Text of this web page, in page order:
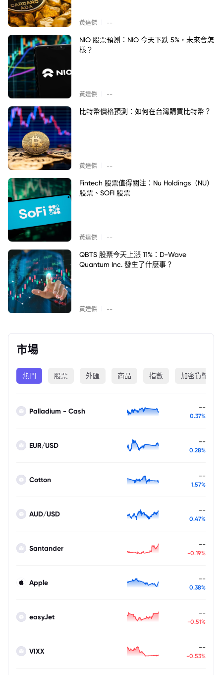
黃達傑 --
NIO 股票預測：NIO 今天下跌 5%，未來會怎
樣？
黃達傑 --
比特幣價格預測：如何在台灣購買比特幣？
黃達傑 --
Fintech 股票值得關注：Nu Holdings（NU）
股票、SOFI 股票
黃達傑 --
QBTS 股票今天上漲 11%：D-Wave
Quantum Inc. 發生了什麼事？
黃達傑 --
市場
熱門 股票 外匯 商品 指數 加密貨幣
Palladium - Cash --
0.37%
EUR/USD --
0.28%
Cotton --
1.57%
AUD/USD --
0.47%
Santander --
-0.19%
Apple --
0.38%
easyJet --
-0.51%
VIXX --
-0.53%